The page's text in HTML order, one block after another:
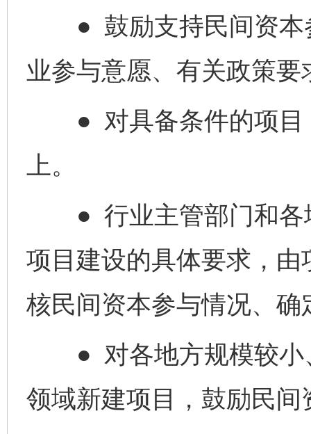
● 鼓励支持民间资本
业参与意愿、有关政策
● 对具备条件的项目
上。
● 行业主管部门和
项目建设的具体要求，
核民间资本参与情况、确
● 对各地方规模较小
领域新建项目，鼓励民